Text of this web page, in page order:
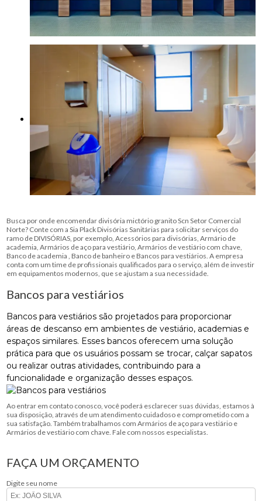
Busca por onde encomendar divisória mictório granito Scn Setor Comercial
Norte? Conte com a Sia Plack Divisórias Sanitárias para solicitar serviços do
ramo de DIVISÓRIAS, por exemplo, Acessórios para divisórias, Armário de
academia, Armários de aço para vestiário, Armários de vestiário com chave,
Banco de academia , Banco de banheiro e Bancos para vestiários. A empresa
conta com um time de profissionais qualificados para o serviço, além de investir
em equipamentos modernos, que se ajustam a sua necessidade.
Bancos para vestiários
Bancos para vestiários são projetados para proporcionar
áreas de descanso em ambientes de vestiário, academias e
espaços similares. Esses bancos oferecem uma solução
prática para que os usuários possam se trocar, calçar sapatos
ou realizar outras atividades, contribuindo para a
funcionalidade e organização desses espaços.
Ao entrar em contato conosco, você poderá esclarecer suas dúvidas, estamos à
sua disposição, através de um atendimento cuidadoso e comprometido com a
sua satisfação. Também trabalhamos com Armários de aço para vestiário e
Armários de vestiário com chave. Fale com nossos especialistas.
FAÇA UM ORÇAMENTO
Digite seu nome